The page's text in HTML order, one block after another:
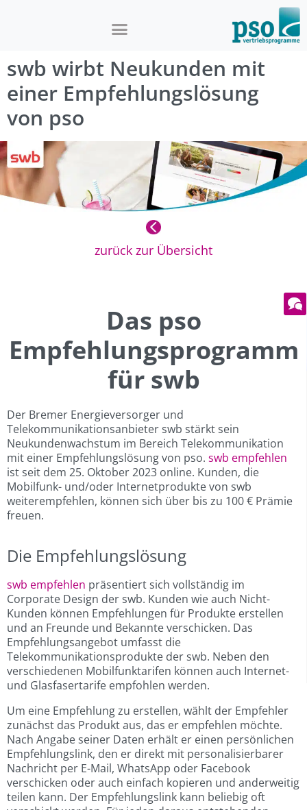
swb wirbt Neukunden mit
einer Empfehlungslösung
von pso
zurück zur Übersicht
Das pso
Empfehlungsprogramm
für swb
Der Bremer Energieversorger und
Telekommunikationsanbieter swb stärkt sein
Neukundenwachstum im Bereich Telekommunikation
mit einer Empfehlungslösung von pso. swb empfehlen
ist seit dem 25. Oktober 2023 online. Kunden, die
Mobilfunk- und/oder Internetprodukte von swb
weiterempfehlen, können sich über bis zu 100 € Prämie
freuen.
Die Empfehlungslösung
swb empfehlen präsentiert sich vollständig im
Corporate Design der swb. Kunden wie auch Nicht-
Kunden können Empfehlungen für Produkte erstellen
und an Freunde und Bekannte verschicken. Das
Empfehlungsangebot umfasst die
Telekommunikationsprodukte der swb. Neben den
verschiedenen Mobilfunktarifen können auch Internet-
und Glasfasertarife empfohlen werden.
Um eine Empfehlung zu erstellen, wählt der Empfehler
zunächst das Produkt aus, das er empfehlen möchte.
Nach Angabe seiner Daten erhält er einen persönlichen
Empfehlungslink, den er direkt mit personalisierbarer
Nachricht per E-Mail, WhatsApp oder Facebook
verschicken oder auch einfach kopieren und anderweitig
teilen kann. Der Empfehlungslink kann beliebig oft